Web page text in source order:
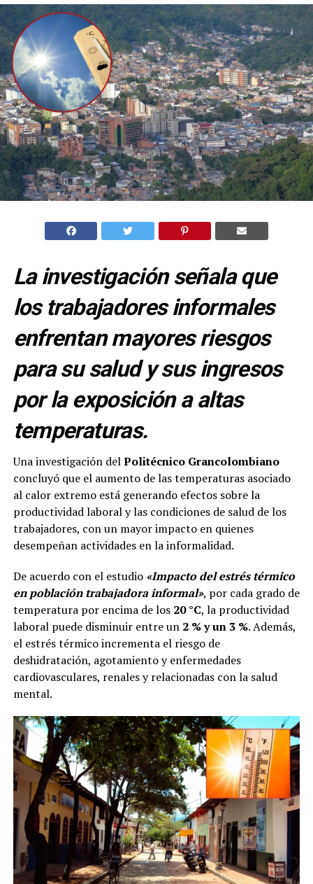
La investigación señala que
los trabajadores informales
enfrentan mayores riesgos
para su salud y sus ingresos
por la exposición a altas
temperaturas.
Una investigación delPolitécnico Grancolombiano
concluyó que el aumento de las temperaturas asociado
al calor extremo está generando efectos sobre la
productividad laboral y las condiciones de salud de los
trabajadores, con un mayor impacto en quienes
desempeñan actividades en la informalidad.
De acuerdo con el estudio «Impacto del estrés térmico
en población trabajadora informal», por cada grado de
temperatura por encima de los 20 °C, la productividad
laboral puede disminuir entre un 2 % y un 3 %. Además,
el estrés térmico incrementa el riesgo de
deshidratación, agotamiento y enfermedades
cardiovasculares, renales y relacionadas con la salud
mental.